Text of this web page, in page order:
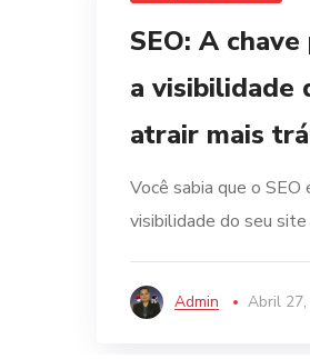
SEO: A
a visibilidade
atrair mais
Você sabia que o SEO
visibilidade do seu site
Admin Abril